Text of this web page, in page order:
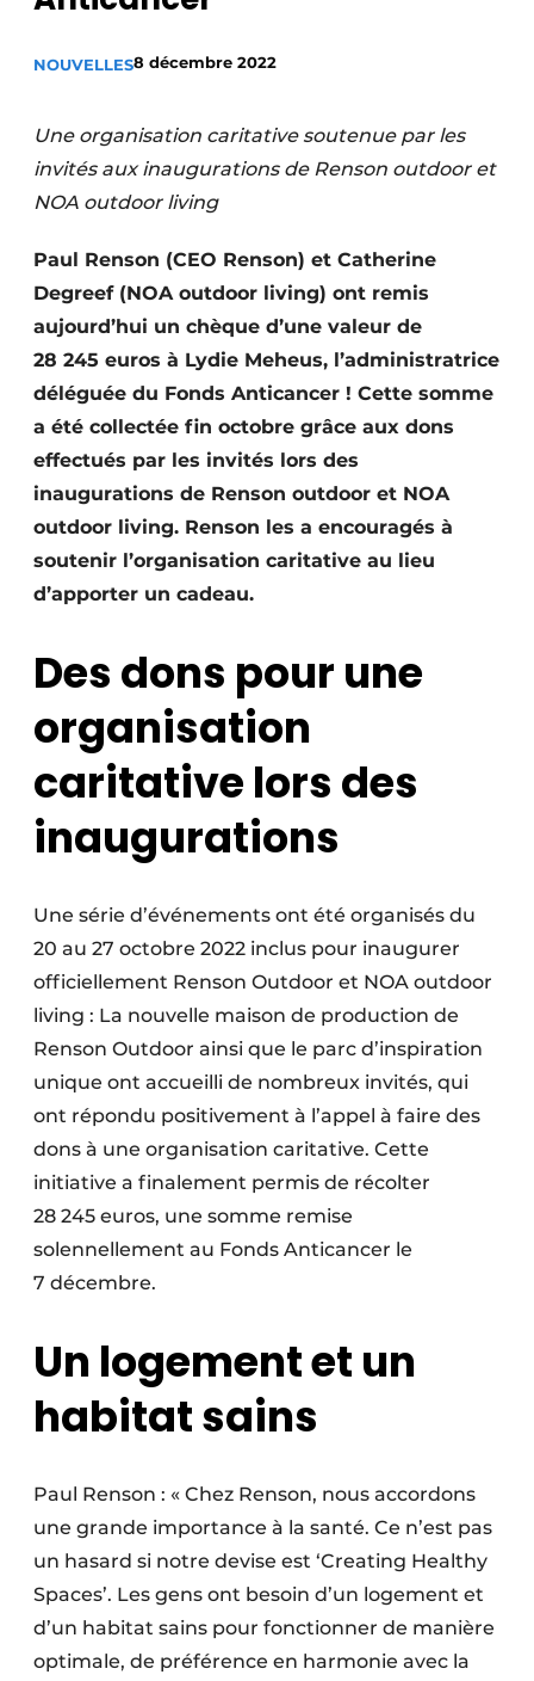
S’inscrire
Video’s
NOUVELLES8 décembre 2022
Une organisation caritative soutenue par les
invités aux inaugurations de Renson outdoor et
NOA outdoor living
Paul Renson (CEO Renson) et Catherine
Degreef (NOA outdoor living) ont remis
aujourd’hui un chèque d’une valeur de
28 245 euros à Lydie Meheus, l’administratrice
déléguée du Fonds Anticancer ! Cette somme
a été collectée fin octobre grâce aux dons
effectués par les invités lors des
inaugurations de Renson outdoor et NOA
outdoor living. Renson les a encouragés à
soutenir l’organisation caritative au lieu
d’apporter un cadeau.
Des dons pour une
organisation
caritative lors des
inaugurations
Une série d’événements ont été organisés du
20 au 27 octobre 2022 inclus pour inaugurer
officiellement Renson Outdoor et NOA outdoor
living : La nouvelle maison de production de
Renson Outdoor ainsi que le parc d’inspiration
unique ont accueilli de nombreux invités, qui
ont répondu positivement à l’appel à faire des
dons à une organisation caritative. Cette
initiative a finalement permis de récolter
28 245 euros, une somme remise
solennellement au Fonds Anticancer le
7 décembre.
Un logement et un
habitat sains
Paul Renson : « Chez Renson, nous accordons
une grande importance à la santé. Ce n’est pas
un hasard si notre devise est ‘Creating Healthy
Spaces’. Les gens ont besoin d’un logement et
d’un habitat sains pour fonctionner de manière
optimale, de préférence en harmonie avec la